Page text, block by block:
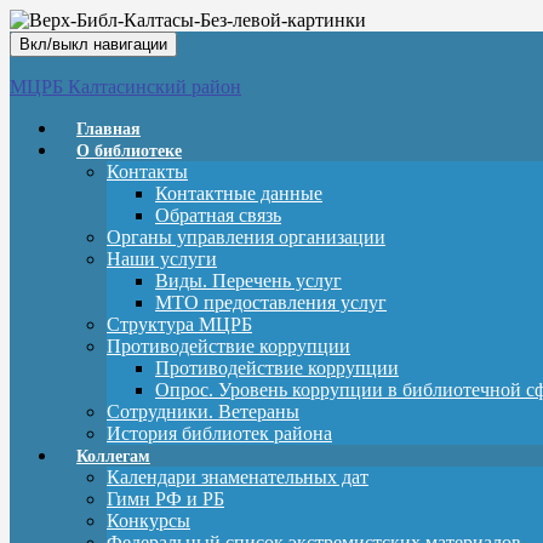
Вкл/выкл навигации
МЦРБ Калтасинский район
Главная
О библиотеке
Контакты
Контактные данные
Обратная связь
Органы управления организации
Наши услуги
Виды. Перечень услуг
МТО предоставления услуг
Структура МЦРБ
Противодействие коррупции
Противодействие коррупции
Опрос. Уровень коррупции в библиотечной
Сотрудники. Ветераны
История библиотек района
Коллегам
Календари знаменательных дат
Гимн РФ и РБ
Конкурсы